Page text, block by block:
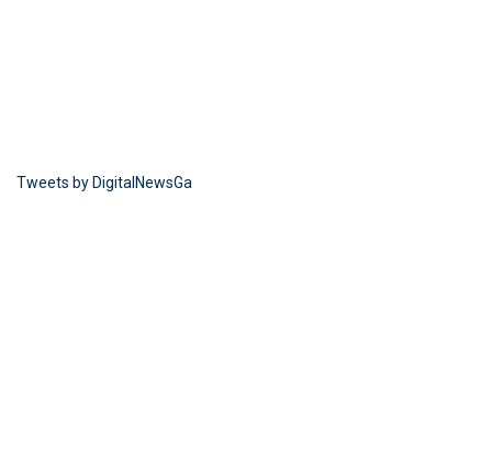
Tweets by DigitalNewsGa